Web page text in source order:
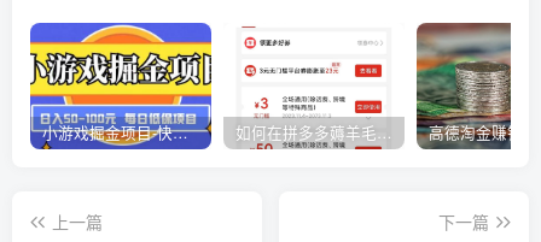
小游戏掘金项目-快手商业养机教程（小游戏养机）
上一篇
下一篇